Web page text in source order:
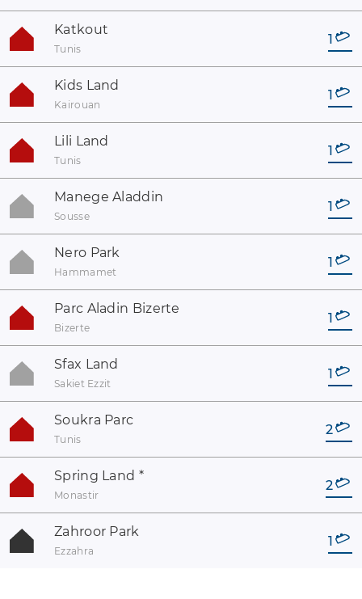
Katkout
Tunis
1
Kids Land
Kairouan
1
Lili Land
Tunis
1
Manege Aladdin
Sousse
1
Nero Park
Hammamet
1
Parc Aladin Bizerte
Bizerte
1
Sfax Land
Sakiet Ezzit
1
Soukra Parc
Tunis
2
Spring Land *
Monastir
2
Zahroor Park
Ezzahra
1